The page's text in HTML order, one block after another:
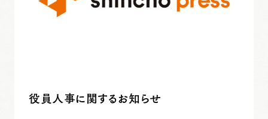
役員人事に関するお知らせ